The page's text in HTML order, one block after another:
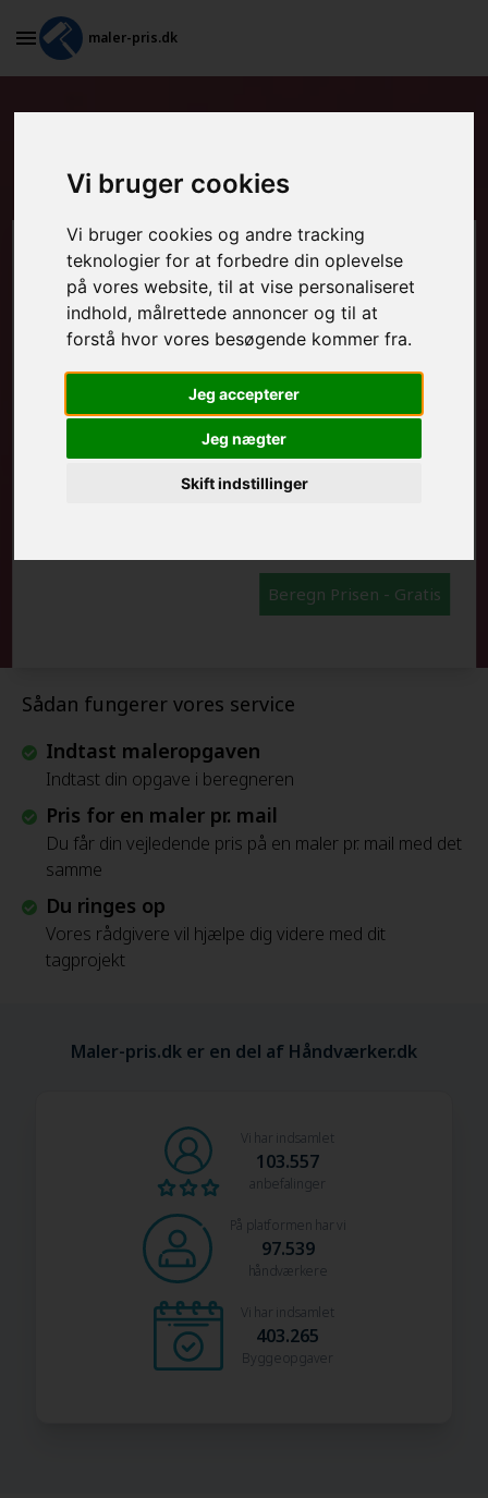
Vi bruger cookies
Vi bruger cookies og andre tracking
teknologier for at forbedre din oplevelse
på vores website, til at vise personaliseret
indhold, målrettede annoncer og til at
forstå hvor vores besøgende kommer fra.
Jeg accepterer
Jeg nægter
Skift indstillinger
maler-pris.dk
maling i Idestrup
Sådan fungerer vores service
Indtast maleropgaven
Indtast din opgave i beregneren
Pris for en maler pr. mail
Du får din vejledende pris på en maler pr. mail med det
samme
Du ringes op
Vores rådgivere vil hjælpe dig videre med dit
tagprojekt
Beregn prisen her
MALEROPGAVER - INDVENDIGT:
MALEROPGAVER - UDVENDIGT:
FRAFLYTNINGSPAKKE:
Beregn Prisen - Gratis
Maler-pris.dk er en del af Håndværker.dk
Vi har indsamlet
103.557
anbefalinger
På platformen har vi
97.539
håndværkere
Vi har indsamlet
403.265
Byggeopgaver